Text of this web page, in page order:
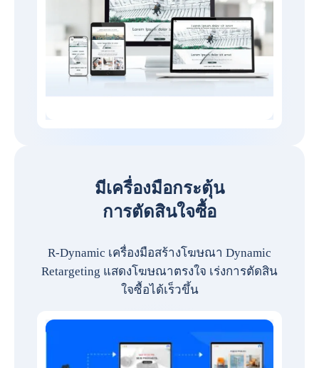
มีเครื่องมือกระตุ้น
การตัดสินใจซื้อ
R-Dynamic เครื่องมือสร้างโฆษณา Dynamic
Retargeting แสดงโฆษณาตรงใจ เร่งการตัดสิน
ใจซื้อได้เร็วขึ้น